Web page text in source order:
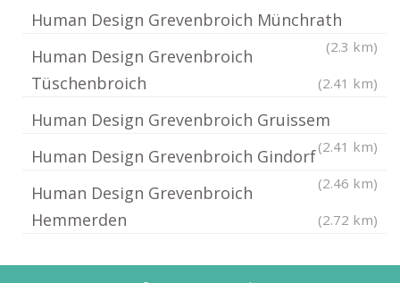
Human Design Grevenbroich Münchrath
(2.3 km)
Human Design Grevenbroich
Tüschenbroich
(2.41 km)
Human Design Grevenbroich Gruissem
(2.41 km)
Human Design Grevenbroich Gindorf
(2.46 km)
Human Design Grevenbroich
Hemmerden
(2.72 km)